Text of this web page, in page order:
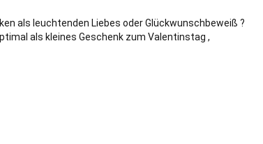
als leuchtenden Liebes oder Glückwunschbeweiß ?
als kleines Geschenk zum Valentinstag ,